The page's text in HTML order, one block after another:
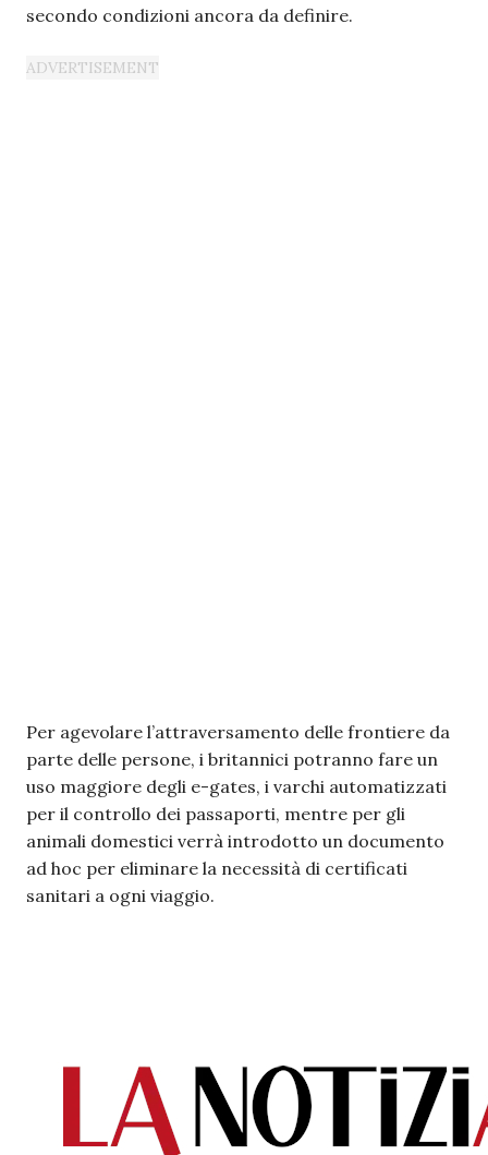
secondo condizioni ancora da definire.
Per agevolare l’attraversamento delle frontiere da
parte delle persone, i britannici potranno fare un
uso maggiore degli e-gates, i varchi automatizzati
per il controllo dei passaporti, mentre per gli
animali domestici verrà introdotto un documento
ad hoc per eliminare la necessità di certificati
sanitari a ogni viaggio.